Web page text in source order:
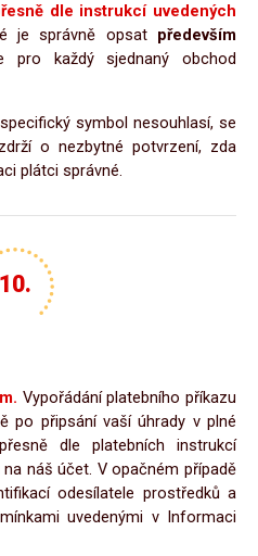
dle instrukcí uvedených
je správně opsat především
pro každý sjednaný obchod
symbol nesouhlasí, se
o nezbytné potvrzení, zda
plátci správné.
Vypořádání platebního příkazu
po připsání vaší úhrady v plné
dle platebních instrukcí
náš účet. V opačném případě
odesílatele prostředků a
uvedenými v Informaci